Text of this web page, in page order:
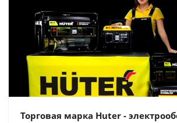
Торговая марка Huter -